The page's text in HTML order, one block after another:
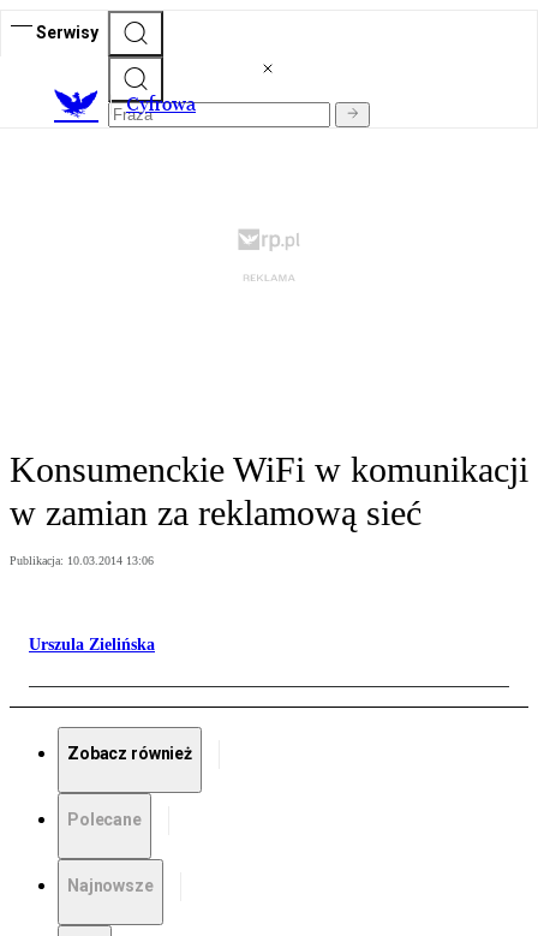
Serwisy
Cyfrowa
Konsumenckie WiFi w komunikacji
w zamian za reklamową sieć
Publikacja: 10.03.2014 13:06
Urszula Zielińska
Zobacz również
Polecane
Najnowsze